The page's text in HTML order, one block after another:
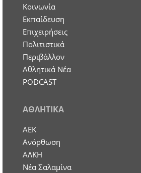
Κοινωνία
Εκπαίδευση
Επιχειρήσεις
Πολιτιστικά
Περιβάλλον
Αθλητικά Νέα
PODCAST
ΑΘΛΗΤΙΚΑ
ΑΕΚ
Ανόρθωση
ΑΛΚΗ
Νέα Σαλαμίνα